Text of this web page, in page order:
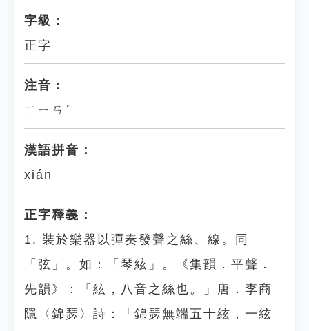
字級：
正字
注音：
ㄒㄧㄢˊ
漢語拼音：
xián
正字釋義：
1. 裝於樂器以彈奏發聲之絲、線。同
「弦」。如：「琴絃」。《集韻．平聲．
先韻》：「絃，八音之絲也。」唐．李商
隱〈錦瑟〉詩：「錦瑟無端五十絃，一絃